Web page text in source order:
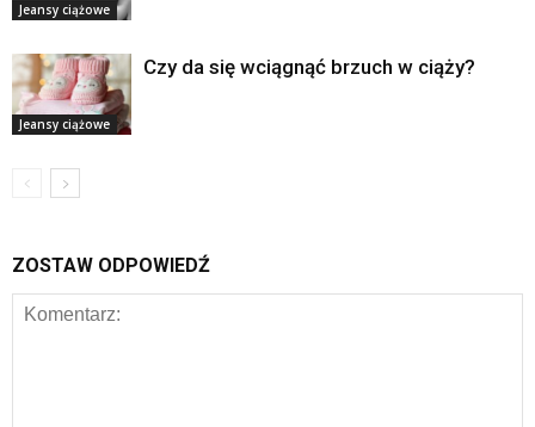
Jeansy ciążowe
Jeansy ciążowe
Czy da się wciągnąć brzuch w ciąży?
ZOSTAW ODPOWIEDŹ